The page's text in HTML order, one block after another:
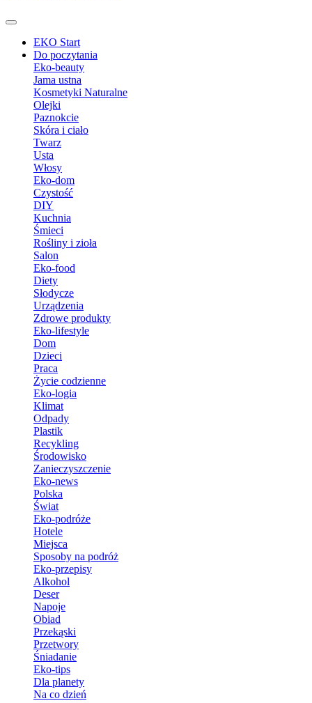
EKO Start
Do poczytania
Eko-beauty
Jama ustna
Kosmetyki Naturalne
Olejki
Paznokcie
Skóra i ciało
Twarz
Usta
Włosy
Eko-dom
Czystość
DIY
Kuchnia
Śmieci
Rośliny i zioła
Salon
Eko-food
Diety
Słodycze
Urządzenia
Zdrowe produkty
Eko-lifestyle
Dom
Dzieci
Praca
Życie codzienne
Eko-logia
Klimat
Odpady
Plastik
Recykling
Środowisko
Zanieczyszczenie
Eko-news
Polska
Świat
Eko-podróże
Hotele
Miejsca
Sposoby na podróż
Eko-przepisy
Alkohol
Deser
Napoje
Obiad
Przekąski
Przetwory
Śniadanie
Eko-tips
Dla planety
Na co dzień